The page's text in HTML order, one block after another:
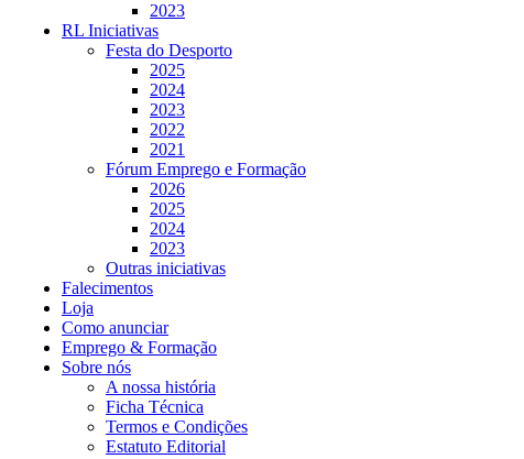
2023
RL Iniciativas
Festa do Desporto
2025
2024
2023
2022
2021
Fórum Emprego e Formação
2026
2025
2024
2023
Outras iniciativas
Falecimentos
Loja
Como anunciar
Emprego & Formação
Sobre nós
A nossa história
Ficha Técnica
Termos e Condições
Estatuto Editorial